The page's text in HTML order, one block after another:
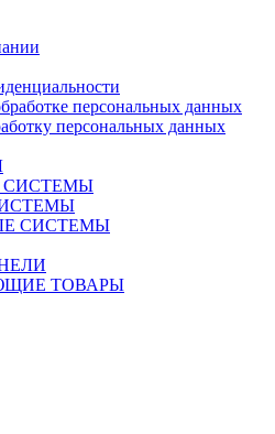
персональных данных
персональных данных
СИСТЕМЫ
СИСТЕМЫ
ТОВАРЫ